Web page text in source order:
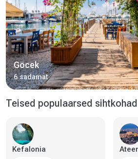
Göcek
6 sadamat
Teised populaarsed sihtkohad
Kefalonia